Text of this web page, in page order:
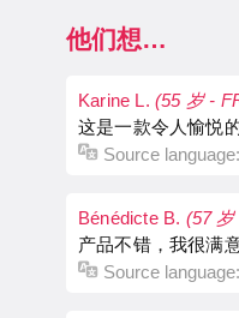
他们想…
Karine L. (55 岁 -
这是一款令人愉悦
Source language:
Bénédicte B. (57
产品不错，我很满
Source language: